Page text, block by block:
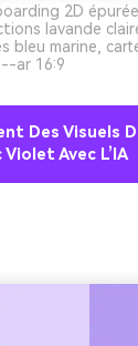
2D
lavande
bleu marine,
ar 16:9
Des Visuels
Violet Avec L’IA